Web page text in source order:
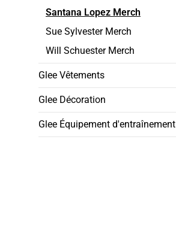
Santana Lopez Merch
Sue Sylvester Merch
Will Schuester Merch
Glee Vêtements
Glee Décoration
Glee Équipement d'entraînement